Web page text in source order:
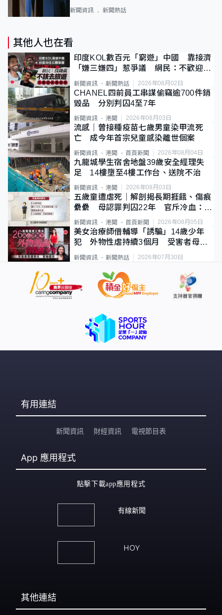
新聞資訊 新聞熱話
其他人也在看
印度KOL數百元「窮遊」中國 靠接濟
「嫌三嫌四」惹爭議 網民：不歡迎劣
質旅客
新聞資訊 新聞熱話 2026年08月02日
CHANEL四前員工串謀偷竊逾700件銷
毀品 分別判囚4至7年
新聞資訊 港聞 2026年08月03日
流感｜曾接種疫苗七歲男童染甲流死
亡 成今年首宗兒童感染離世個案
新聞資訊 港聞 首頁新聞 2026年08月04日
九龍城學生宿舍地盤39歲安全經理失
足 14樓墮至4樓工作台、送院不治
新聞資訊 港聞 2026年08月03日
五歲童遭虐死｜解剖揭長期捱餓、傷痕
纍纍 母認罪判囚22年 官斥冷血：同
類案最惡劣
新聞資訊 港聞 首頁新聞 2026年08月05日
美女治療師借輔導「誘騙」14歲少年
犯 外物性虐持續3個月 受害者母：
要保護其他人
新聞資訊 新聞熱話 2026年07月30日
有用連結
新聞資訊 財經資訊 電視節目表
App 應用程式
點擊下載app應用程式
有線新聞
HOY
其他連結